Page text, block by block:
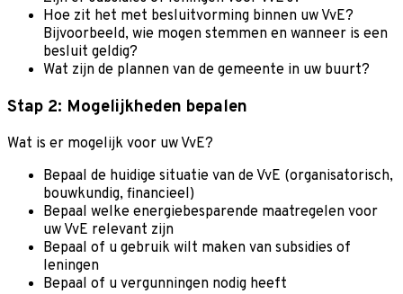
Hoe zit het met besluitvorming binnen uw VvE?
Bijvoorbeeld, wie mogen stemmen en wanneer is een
besluit geldig?
Wat zijn de plannen van de gemeente in uw buurt?
Stap 2: Mogelijkheden bepalen
Wat is er mogelijk voor uw VvE?
Bepaal de huidige situatie van de VvE (organisatorisch,
bouwkundig, financieel)
Bepaal welke energiebesparende maatregelen voor
uw VvE relevant zijn
Bepaal of u gebruik wilt maken van subsidies of
leningen
Bepaal of u vergunningen nodig heeft